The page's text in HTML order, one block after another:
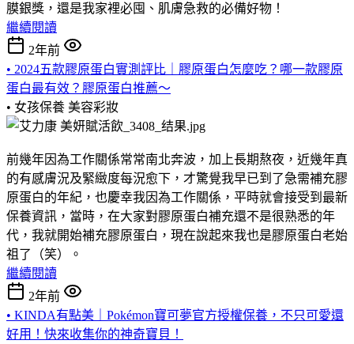
膜銀獎，還是我家裡必囤、肌膚急救的必備好物！
繼續閱讀
2年前
• 2024五款膠原蛋白實測評比｜膠原蛋白怎麼吃？哪一款膠原
蛋白最有效？膠原蛋白推薦～
• 女孩保養 美容彩妝
前幾年因為工作關係常常南北奔波，加上長期熬夜，近幾年真
的有感膚況及緊緻度每況愈下，才驚覺我早已到了急需補充膠
原蛋白的年紀，也慶幸我因為工作關係，平時就會接受到最新
保養資訊，當時，在大家對膠原蛋白補充還不是很熟悉的年
代，我就開始補充膠原蛋白，現在說起來我也是膠原蛋白老始
祖了（笑）。
繼續閱讀
2年前
• KINDA有點美｜Pokémon寶可夢官方授權保養，不只可愛還
好用！快來收集你的神奇寶貝！